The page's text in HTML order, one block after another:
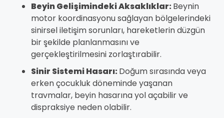
Beyin Gelişimindeki Aksaklıklar:Beynin
motor koordinasyonu sağlayan bölgelerindeki
sinirsel iletişim sorunları, hareketlerin düzgün
bir şekilde planlanmasını ve
gerçekleştirilmesini zorlaştırabilir.
Sinir Sistemi Hasarı:Doğum sırasında veya
erken çocukluk döneminde yaşanan
travmalar, beyin hasarına yol açabilir ve
dispraksiye neden olabilir.